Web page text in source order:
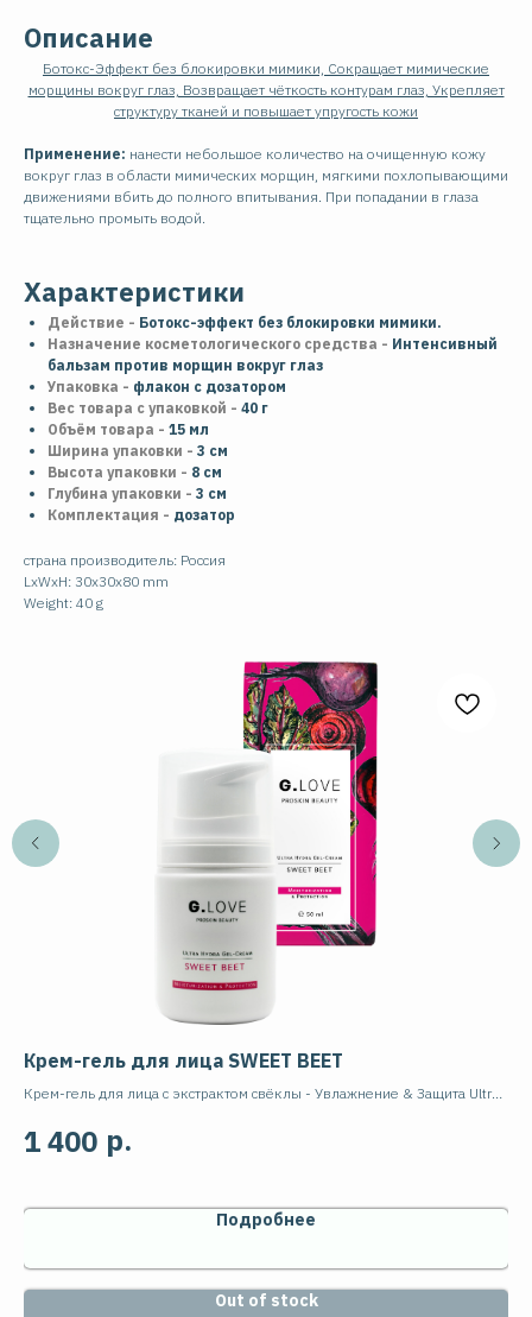
Описание
Ботокс-Эффект без блокировки мимики, Сокращает мимические
морщины вокруг глаз, Возвращает чёткость контурам глаз, Укрепляет
структуру тканей и повышает упругость кожи
Применение: нанести небольшое количество на очищенную кожу
вокруг глаз в области мимических морщин, мягкими похлопывающими
движениями вбить до полного впитывания. При попадании в глаза
тщательно промыть водой.
Характеристики
Действие - Ботокс-эффект без блокировки мимики.
Назначение косметологического средства - Интенсивный
бальзам против морщин вокруг глаз
Упаковка - флакон с дозатором
Вес товара с упаковкой - 40 г
Объём товара - 15 мл
Ширина упаковки - 3 см
Высота упаковки - 8 см
Глубина упаковки - 3 см
Комплектация - дозатор
страна производитель: Россия
LxWxH: 30x30x80 mm
Weight: 40 g
Крем-гель для лица SWEET BEET
Крем-гель для лица с экстрактом свёклы - Увлажнение & Защита Ultra
1 400 р.
Подробнее
Out of stock